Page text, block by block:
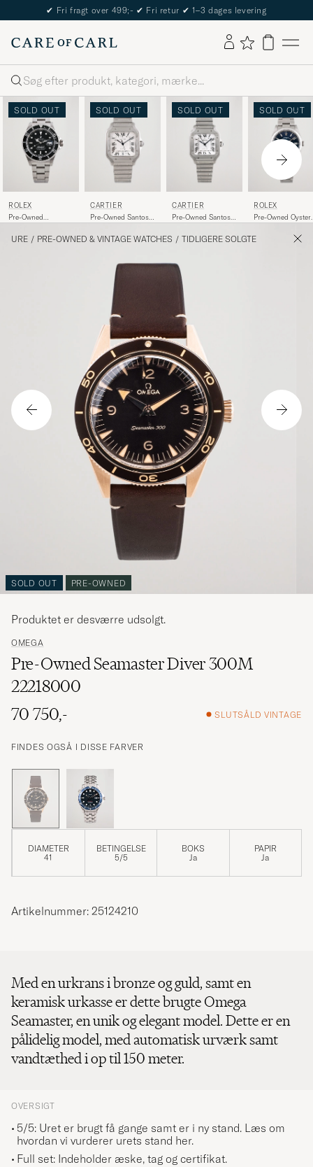
✔ Fri fragt over 499;- ✔ Fri retur ✔ 1–3 dages levering
Søg
SOLD OUT
ROLEX
Pre-Owned
16610 Steel Black
SOLD OUT
CARTIER
Pre-Owned Santos
SOLD OUT
CARTIER
Pre-Owned Santos
White
SOLD OUT
ROLEX
Pre-Owned Oyster
126000 Steel Blue
URE / PRE-OWNED & VINTAGE WATCHES / TIDLIGERE SOLGTE
SOLD OUT PRE-OWNED
OMEGA
Pre-Owned Seamaster Diver 300M
22218000
70 750,-
SLUTSÅLD VINTAGE
FINDES OGSÅ I DISSE FARVER
DIAMETER
41
BETINGELSE
5/5
BOKS
Ja
PAPIR
Ja
Produktet er desværre udsolgt.
Artikelnummer: 25124210
Med en urkrans i bronze og guld, samt en
keramisk urkasse er dette brugte Omega
Seamaster, en unik og elegant model. Dette er en
pålidelig model, med automatisk urværk samt
vandtæthed i op til 150 meter.
OVERSIGT
5/5: Uret er brugt få gange samt er i ny stand. Læs om
hvordan vi vurderer urets stand her.
Full set: Indeholder æske, tag og certifikat.